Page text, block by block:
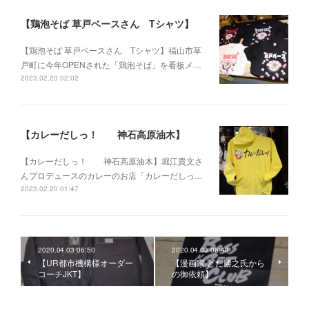
【鶏泡そば 草戸ベースさん Tシャツ】
【鶏泡そば 草戸ベースさん Tシャツ】福山市草
戸町に今年OPENされた「鶏泡そば」を看板メ…
2023.02.20 02:02
【カレーだしっ！ 神石高原油木】
【カレーだしっ！ 神石高原油木】堀江貴文さ
んプロデュースのカレーのお店「カレーだしっ…
2023.02.20 01:47
2020.04.03 06:50
【UR都市機構様オーダー
コーチJKT】
2020.04.03 06:40
【漫画家 とだ勝之氏から
の御依頼】